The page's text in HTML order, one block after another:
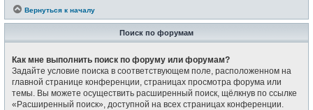
Вернуться к началу
Поиск по форумам
Как мне выполнить поиск по форуму или форумам?
Задайте условие поиска в соответствующем поле, расположенном на
главной странице конференции, страницах просмотра форума или
темы. Вы можете осуществить расширенный поиск, щёлкнув по ссылке
«Расширенный поиск», доступной на всех страницах конференции.